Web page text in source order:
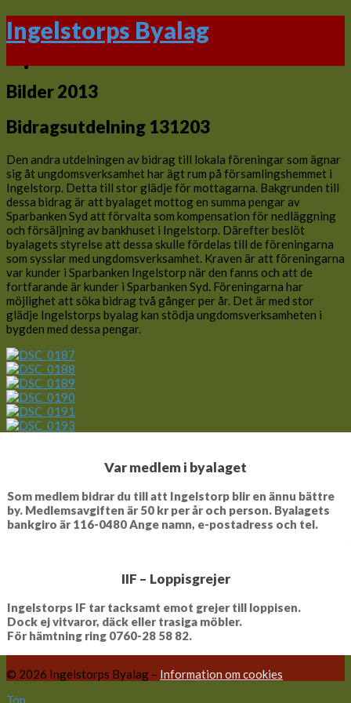
Ingelstorps Byalag
Bilder 2013
Bidragsutdelning 131203
Den andra utdelningen av bidrag till lokala föreningar som ägnar
sig åt ungdomsverksamhet har ägt rum på församlingshemmet i
Ingelstorp. Detta till stor glädje för mottagarna. Bakgrunden till
dessa bidrag är att byalaget mottog en summa pengar av
Sparbanken Syd att förvalta som kompensation för nedläggning
och försäljning av bankhuset i Ingelstorp. Därefter beslöt
byalagets styrelse att dessa skulle fördelas till de föreningarna
som sysslar med ungdomsverksamhet. Kraven är att föreningarna
var kunder i Sparbanken Ingelstorp när den fanns och att de
fortfarande är kunder i Sparbanken Syd. Föreningarna har
möjlighet att söka bidrag två gånger per år. Det är med stor
glädje Ingelstorps byalag kan stödja ungdomsverksamheten i
bygden med dessa pengar.
Var medlem i byalaget
Som medlem bidrar du till att Ingelstorp blir en ännu bättre
by. Medlemsavgiften är 50 kr per år och person. Byalagets
bankgiro är 116-0480 Ange namn, e-postadress och tel.
IIF – Loppisgrejer
Ingelstorps IF tar tacksamt emot grejer till loppisen.
Dock ej vitvaror, däck eller trasiga möbler.
För hämtning ring 0760-28 58 82.
© 2026 Ingelstorps Byalag – Information om cookies
Top